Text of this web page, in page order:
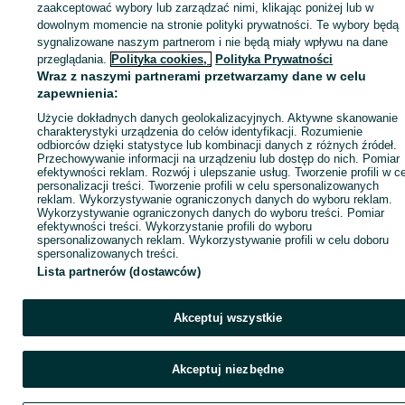
Zaloguj się / Załóż konto
zaakceptować wybory lub zarządzać nimi, klikając poniżej lub w
dowolnym momencie na stronie polityki prywatności. Te wybory będą
sygnalizowane naszym partnerom i nie będą miały wpływu na dane
przeglądania. Polityka cookies, Polityka Prywatności
Wraz z naszymi partnerami przetwarzamy dane w celu
zapewnienia:
Użycie dokładnych danych geolokalizacyjnych. Aktywne skanowanie
charakterystyki urządzenia do celów identyfikacji. Rozumienie
odbiorców dzięki statystyce lub kombinacji danych z różnych źródeł.
Przechowywanie informacji na urządzeniu lub dostęp do nich. Pomiar
efektywności reklam. Rozwój i ulepszanie usług. Tworzenie profili w
personalizacji treści. Tworzenie profili w celu spersonalizowanych
reklam. Wykorzystywanie ograniczonych danych do wyboru reklam.
Wykorzystywanie ograniczonych danych do wyboru treści. Pomiar
efektywności treści. Wykorzystanie profili do wyboru
spersonalizowanych reklam. Wykorzystywanie profili w celu doboru
spersonalizowanych treści.
Lista partnerów (dostawców)
Akceptuj wszystkie
Akceptuj niezbędne